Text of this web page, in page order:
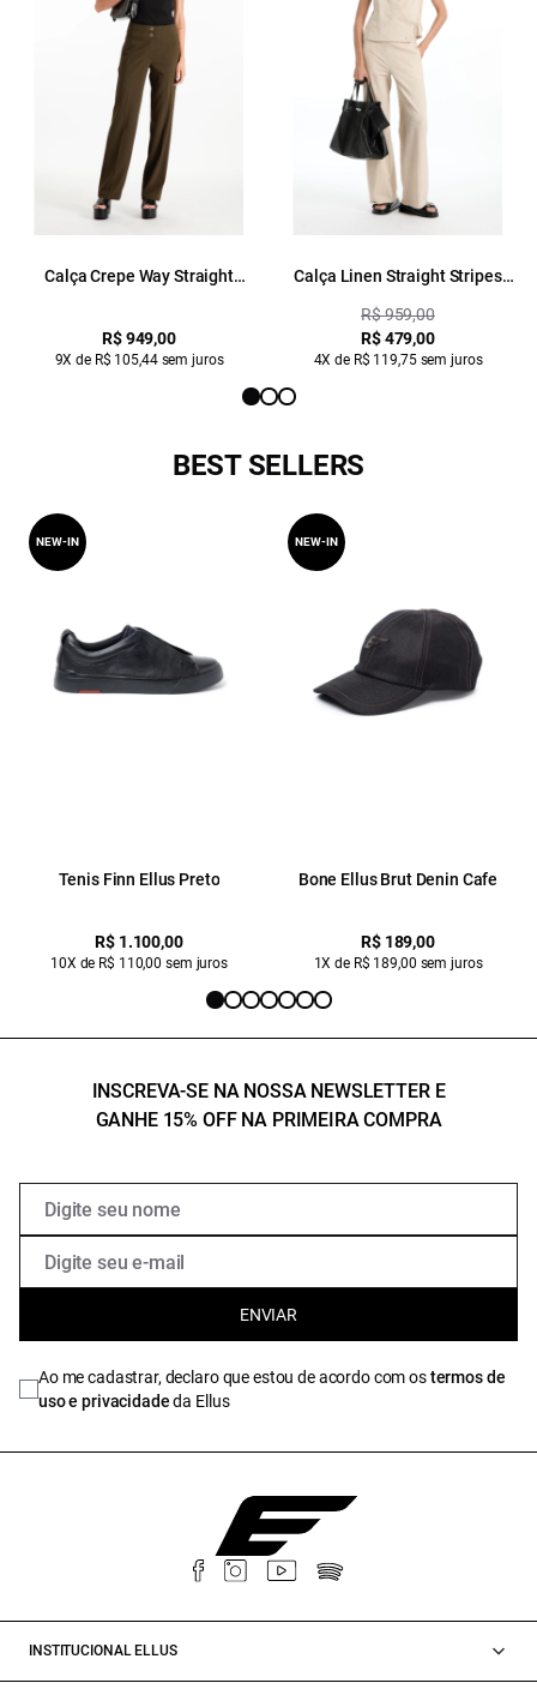
Calça Crepe Way Straight
R$ 949,00
9X de R$ 105,44 sem juros
Calça Linen Straight Stripes
R$ 959,00
R$ 479,00
4X de R$ 119,75 sem juros
BEST SELLERS
Tenis Finn Ellus Preto
R$ 1.100,00
10X de R$ 110,00 sem juros
NEW-IN
Bone Ellus Brut Denin Cafe
R$ 189,00
1X de R$ 189,00 sem juros
NEW-IN
INSCREVA-SE NA NOSSA NEWSLETTER E
GANHE 15% OFF NA PRIMEIRA COMPRA
ENVIAR
Ao me cadastrar, declaro que estou de acordo com ostermos de
uso e privacidadeda Ellus
INSTITUCIONAL ELLUS